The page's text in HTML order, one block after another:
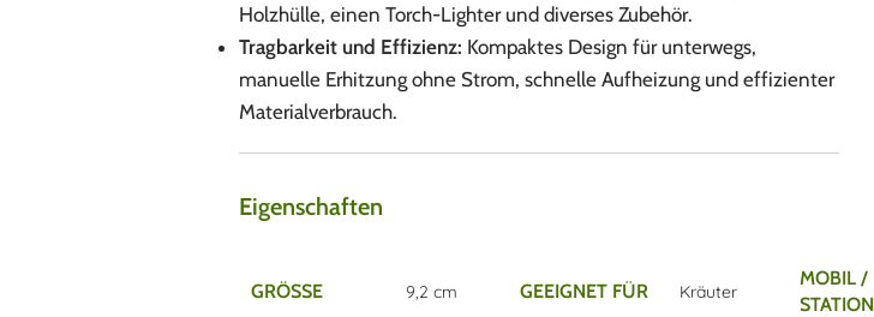
Holzhülle, einen Torch-Lighter und diverses Zubehör.
Tragbarkeit und Effizienz: Kompaktes Design für unterwegs,
manuelle Erhitzung ohne Strom, schnelle Aufheizung und effizienter
Materialverbrauch.
Eigenschaften
GRÖSSE 9,2 cm GEEIGNET FÜR Kräuter
MOBIL /